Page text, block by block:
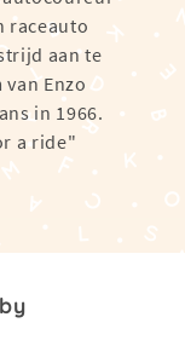
raceauto
aan te
Enzo
in 1966.
a ride"